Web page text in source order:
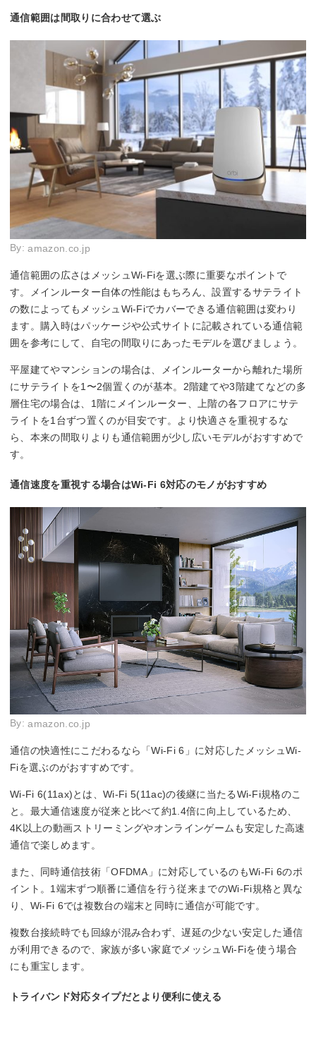
通信範囲は間取りに合わせて選ぶ
By:amazon.co.jp
通信範囲の広さはメッシュWi-Fiを選ぶ際に重要なポイントで
す。メインルーター自体の性能はもちろん、設置するサテライト
の数によってもメッシュWi-Fiでカバーできる通信範囲は変わり
ます。購入時はパッケージや公式サイトに記載されている通信範
囲を参考にして、自宅の間取りにあったモデルを選びましょう。
平屋建てやマンションの場合は、メインルーターから離れた場所
にサテライトを1〜2個置くのが基本。2階建てや3階建てなどの多
層住宅の場合は、1階にメインルーター、上階の各フロアにサテ
ライトを1台ずつ置くのが目安です。より快適さを重視するな
ら、本来の間取りよりも通信範囲が少し広いモデルがおすすめで
す。
通信速度を重視する場合はWi-Fi 6対応のモノがおすすめ
By:amazon.co.jp
通信の快適性にこだわるなら「Wi-Fi 6」に対応したメッシュWi-
Fiを選ぶのがおすすめです。
Wi-Fi 6(11ax)とは、Wi-Fi 5(11ac)の後継に当たるWi-Fi規格のこ
と。最大通信速度が従来と比べて約1.4倍に向上しているため、
4K以上の動画ストリーミングやオンラインゲームも安定した高速
通信で楽しめます。
また、同時通信技術「OFDMA」に対応しているのもWi-Fi 6のポ
イント。1端末ずつ順番に通信を行う従来までのWi-Fi規格と異な
り、Wi-Fi 6では複数台の端末と同時に通信が可能です。
複数台接続時でも回線が混み合わず、遅延の少ない安定した通信
が利用できるので、家族が多い家庭でメッシュWi-Fiを使う場合
にも重宝します。
トライバンド対応タイプだとより便利に使える